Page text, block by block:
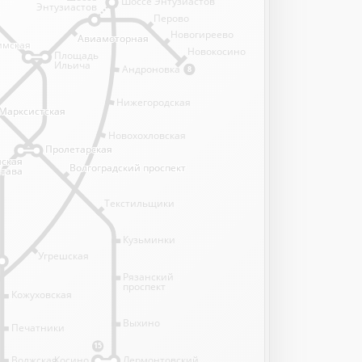
8
15
Андроновка
Нижегородская
Новохохловская
Угрешская
Текстильщики
Кузьминки
Рязанский
проспект
Выхино
Лермонтовский
Кожуховская
Печатники
Волжская
Перово
Новогиреево
Новокосино
Площадь
Ильича
Пролетарская
Пролетарская
Волгоградский проспект
Волгоградский проспект
Авиамоторная
Авиамоторная
Энтузиастов
Косино